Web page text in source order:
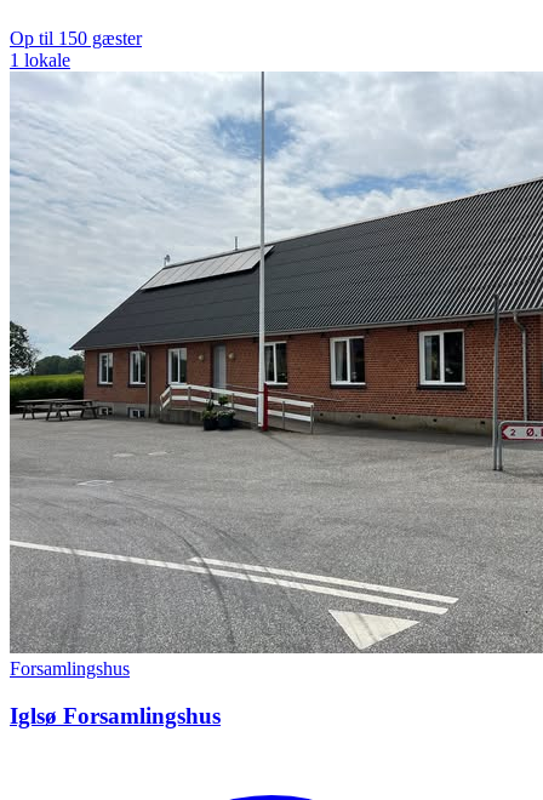
Op til 150 gæster
1 lokale
Forsamlingshus
Iglsø Forsamlingshus